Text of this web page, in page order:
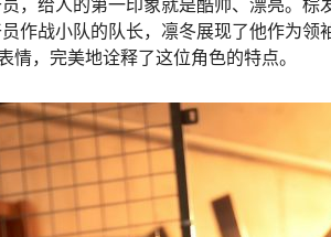
，给人的第一印象就是酷帅、漂亮。棕
作战小队的队长，凛冬展现了他作为领
，完美地诠释了这位角色的特点。